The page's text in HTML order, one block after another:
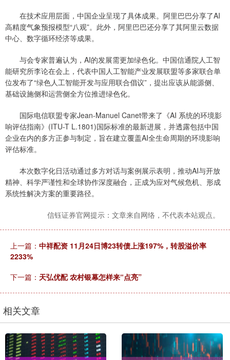
在技术应用层面，中国企业呈现了具体成果。阿里巴巴分享了AI
高精度气象预报模型“八观”。此外，阿里巴巴还分享了其阿里云数据
中心、数字循环经济等成果。
与会专家普遍认为，AI的发展需更加绿色化。中国信通院人工智
能研究所李论在会上，代表中国人工智能产业发展联盟等多家联合单
位发布了“绿色人工智能开发与应用联合倡议”，提出应该从能源侧、
基础设施侧和运营侧全方位推进绿色化。
国际电信联盟专家Jean-Manuel Canet带来了《AI 系统的环境影
响评估指南》(ITU-T L.1801)国际标准的最新进展，并透露包括中国
企业在内的多方正参与制定，旨在建立覆盖AI全生命周期的环境影响
评估标准。
本次数字化日活动通过多方对话与案例展示表明，推动AI与开放
精神、科学严谨性和全球协作深度融合，正成为应对气候危机、形成
系统性解决方案的重要路径。
信钰证券官网提示：文章来自网络，不代表本站观点。
上一篇： 中祥配资 11月24日博23转债上涨197%，转股溢价率
2233%
下一篇： 天弘优配 农村银幕怎样来“点亮”
相关文章